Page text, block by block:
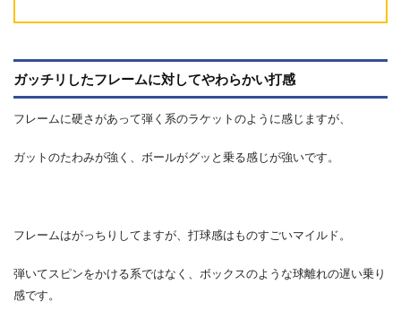
ガッチリしたフレームに対してやわらかい打感
フレームに硬さがあって弾く系のラケットのように感じますが、
ガットのたわみが強く、ボールがグッと乗る感じが強いです。
フレームはがっちりしてますが、打球感はものすごいマイルド。
弾いてスピンをかける系ではなく、ボックスのような球離れの遅い乗り
感です。